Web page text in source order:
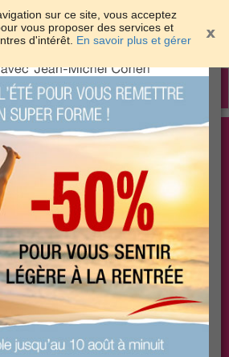
sur ce site, vous acceptez
vous proposer des services et
d'intérêt. En savoir plus et gérer
pour maigrir et être bien
dans sa peau
PLUS
SANTÉ
PLUS
COACHING
×